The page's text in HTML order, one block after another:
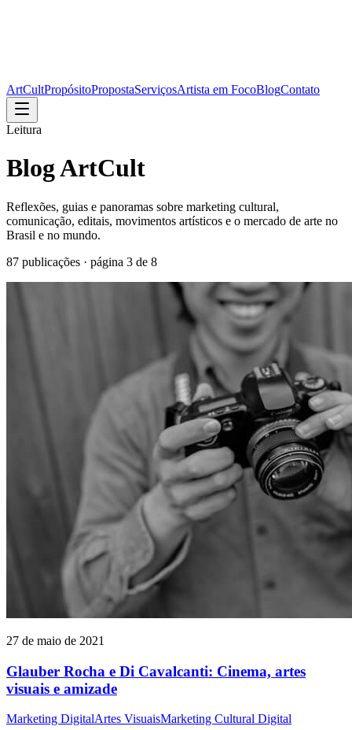
ArtCultPropósitoPropostaServiçosArtista em FocoBlogContato
Leitura
Blog ArtCult
Reflexões, guias e panoramas sobre marketing cultural,
comunicação, editais, movimentos artísticos e o mercado de arte no
Brasil e no mundo.
87 publicações · página 3 de 8
27 de maio de 2021
Glauber Rocha e Di Cavalcanti: Cinema, artes
visuais e amizade
Marketing DigitalArtes VisuaisMarketing Cultural Digital